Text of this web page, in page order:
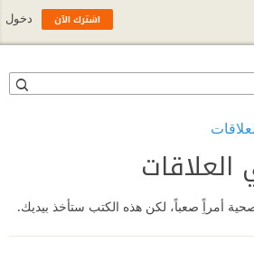
أمراًِ صعباً، لكن هذه الكتب ستأخذ بيديك.
اشترك الآن دخول